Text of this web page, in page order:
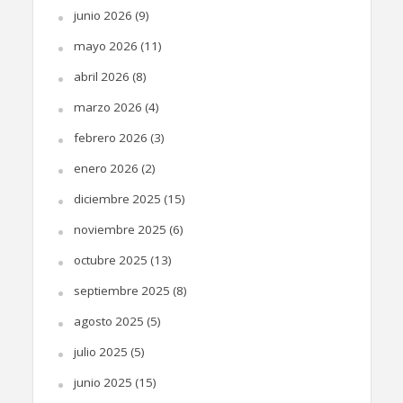
junio 2026 (9)
mayo 2026 (11)
abril 2026 (8)
marzo 2026 (4)
febrero 2026 (3)
enero 2026 (2)
diciembre 2025 (15)
noviembre 2025 (6)
octubre 2025 (13)
septiembre 2025 (8)
agosto 2025 (5)
julio 2025 (5)
junio 2025 (15)